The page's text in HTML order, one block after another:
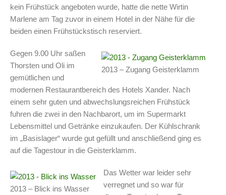
kein Frühstück angeboten wurde, hatte die nette Wirtin
Marlene am Tag zuvor in einem Hotel in der Nähe für die
beiden einen Frühstückstisch reserviert.
2013 – Zugang Geisterklamm
Gegen 9.00 Uhr saßen
Thorsten und Oli im
gemütlichen und
modernen Restaurantbereich des Hotels Xander. Nach
einem sehr guten und abwechslungsreichen Frühstück
fuhren die zwei in den Nachbarort, um im Supermarkt
Lebensmittel und Getränke einzukaufen. Der Kühlschrank
im „Basislager“ wurde gut gefüllt und anschließend ging es
auf die Tagestour in die Geisterklamm.
2013 – Blick ins Wasser
Das Wetter war leider sehr
verregnet und so war für